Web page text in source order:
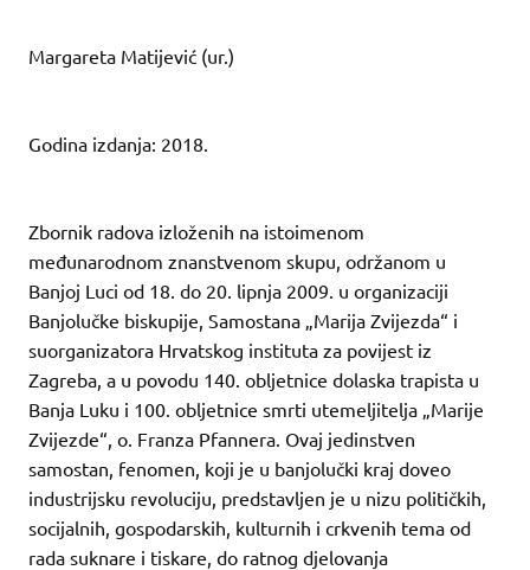
Margareta Matijević (ur.)
Godina izdanja: 2018.
Zbornik radova izloženih na istoimenom
međunarodnom znanstvenom skupu, održanom u
Banjoj Luci od 18. do 20. lipnja 2009. u organizaciji
Banjolučke biskupije, Samostana „Marija Zvijezda“ i
suorganizatora Hrvatskog instituta za povijest iz
Zagreba, a u povodu 140. obljetnice dolaska trapista u
Banja Luku i 100. obljetnice smrti utemeljitelja „Marije
Zvijezde“, o. Franza Pfannera. Ovaj jedinstven
samostan, fenomen, koji je u banjolučki kraj doveo
industrijsku revoluciju, predstavljen je u nizu političkih,
socijalnih, gospodarskih, kulturnih i crkvenih tema od
rada suknare i tiskare, do ratnog djelovanja